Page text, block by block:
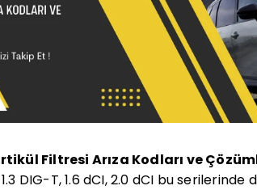
Filtresi Arıza Kodları ve
DIG-T, 1.6 dCI, 2.0 dCI bu serilerinde